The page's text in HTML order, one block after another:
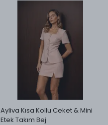
Ayliva Kısa Kollu Ceket & Mini
Etek Takım Bej